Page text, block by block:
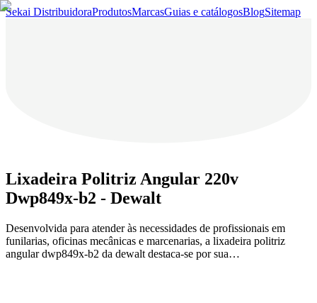
Sekai DistribuidoraProdutosMarcasGuias e catálogosBlogSitemap
Lixadeira Politriz Angular 220v
Dwp849x-b2 - Dewalt
Desenvolvida para atender às necessidades de profissionais em
funilarias, oficinas mecânicas e marcenarias, a lixadeira politriz
angular dwp849x-b2 da dewalt destaca-se por sua…